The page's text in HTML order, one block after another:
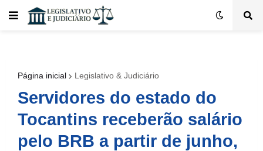
Página inicial Legislativo & Judiciário
Servidores do estado do
Tocantins receberão salário
pelo BRB a partir de junho,